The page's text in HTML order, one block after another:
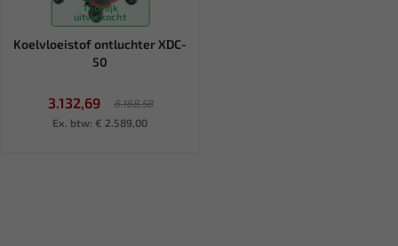
Tijdelijk
uitverkocht
Koelvloeistof ontluchter XDC-
50
3.132,69
6.168,58
Ex. btw: € 2.589,00